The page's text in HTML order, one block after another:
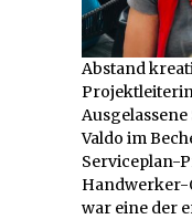
Abstand
Valdo im
Serviceplan-
Handwerker-
war eine der